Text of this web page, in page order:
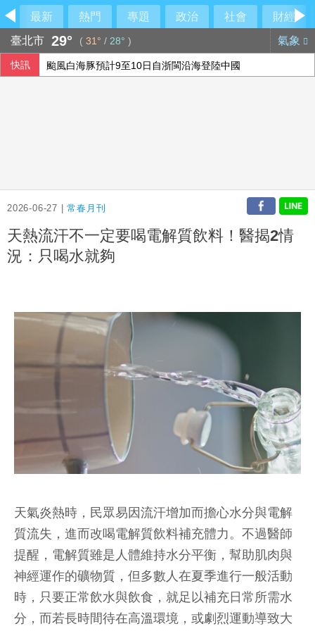
最新 熱門 專題 政治 社會
財經
臺北市 29° ( 31° / 28° ) 氣象
快訊 颱風白海豚預計9至10日自浙閩沿海登陸中國
2026-06-27 |常春月刊
天熱流汗不一定要喝電解質飲料！醫揭2情
況：只喝水就夠
天氣炎熱時，民眾易因流汗增加而擔心水分與電解
質流失，進而改喝電解質飲料補充體力。不過醫師
提醒，電解質雖是人體維持水分平衡，幫助肌肉與
神經運作的礦物質，但多數人在夏季進行一般活動
時，只要正常飲水與飲食，就足以補充日常所需水
分，而若長時間待在高溫環境，或劇烈運動導致大